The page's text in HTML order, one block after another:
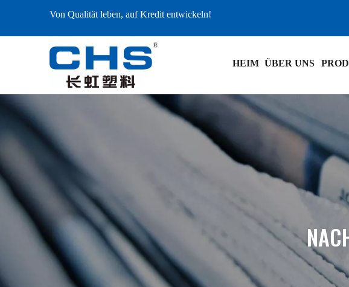
Von Qualität leben, auf Kredit entwickeln!
HEIM ÜBER UNS